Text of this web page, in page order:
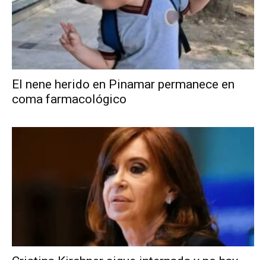
El nene herido en Pinamar permanece en
coma farmacológico